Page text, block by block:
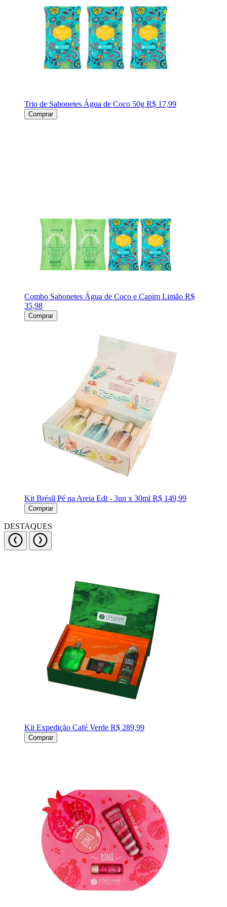
Trio de Sabonetes Água de Coco 50g R$ 17,99
Comprar
Combo Sabonetes Água de Coco e Capim Limão R$
35,98
Comprar
Kit Brésil Pé na Areia Edt - 3un x 30ml R$ 149,99
Comprar
DESTAQUES
Kit Expedição Café Verde R$ 289,99
Comprar